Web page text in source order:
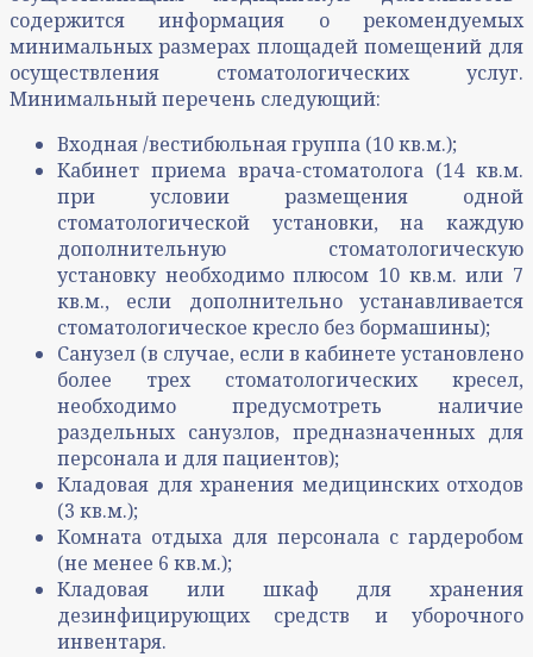
содержится информация о рекомендуемых
минимальных размерах площадей помещений для
осуществления стоматологических услуг.
Минимальный перечень следующий:
Входная /вестибюльная группа (10 кв.м.);
Кабинет приема врача-стоматолога (14 кв.м.
при условии размещения одной
стоматологической установки, на каждую
дополнительную стоматологическую
установку необходимо плюсом 10 кв.м. или 7
кв.м., если дополнительно устанавливается
стоматологическое кресло без бормашины);
Санузел (в случае, если в кабинете установлено
более трех стоматологических кресел,
необходимо предусмотреть наличие
раздельных санузлов, предназначенных для
персонала и для пациентов);
Кладовая для хранения медицинских отходов
(3 кв.м.);
Комната отдыха для персонала с гардеробом
(не менее 6 кв.м.);
Кладовая или шкаф для хранения
дезинфицирующих средств и уборочного
инвентаря.